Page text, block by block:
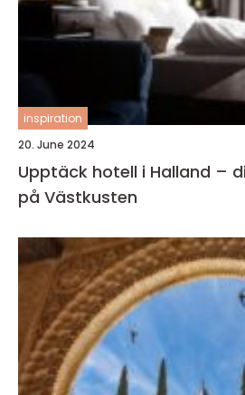
inspiration
20. June 2024
Upptäck hotell i Halland –
på Västkusten